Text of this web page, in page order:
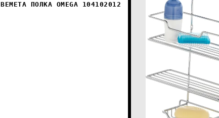
BEMETA ПОЛКА OMEGA 104102012